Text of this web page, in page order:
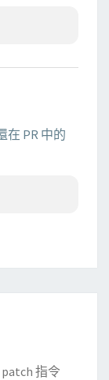
在 PR 中的
指令